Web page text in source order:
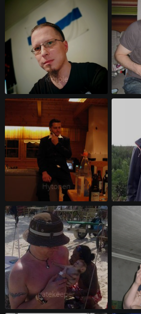
Kimple
Hytonen
gatekeeper